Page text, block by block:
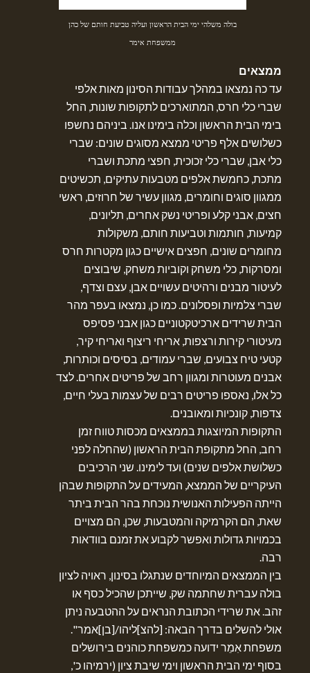
בולה משלהי ימי הבית הראשון ועליה טביעת חותם של כהן
ממשפחת אימר
ממצאים
עד כה נמצאו במהלך עבודות הסינון מאות אלפי
שברי כלי חרס, המתוארכים לתקופות שונות, החל
בימי הבית הראשון וכלה בימינו אנו. ביניהם נחשפו
כשלושים אלף פריטי ממצא מסוגים שונים: שברי
כלי אבן, שברי כלי זכוכית, חפצי מתכת ושברי
מתכת, כחמשת אלפים מטבעות עתיקים, תכשיטים
ממגוון סוגים וחומרים, מגוון עשיר של חרוזים, ראשי
חצים, אבני קלע ופריטי נשק אחרים, תליונים,
קמיעות, חותמות וטביעות חותם, משקולות
מחומרים שונים, חפצים אישיים כגון מקטרות חרס
ומסרקות, כלי משחק וקוביות משחק, שיבוצים
לעיטור מבנים ורהיטים עשויים אבן, עצם וצדף,
שברי צלמיות ופסלונים. כמו כן, נמצאו בעפר מהר
הבית שרידים ארכיטקטוניים כגון אבני פסיפס
מעיטורי קירות ורצפות, אריחי ריצוף ואריחי קיר,
קטעי טיח צבועים, שברי עמודים, בסיסים וכותרות,
אבנים מעוטרות ומגוון רחב של פריטים אחרים. לצד
כל אלו, נאספו פריטים רבים של עצמות בעלי חיים,
צדפות, קונכיות ומאובנים.
התקופות המיוצגות בממצאים מכסות טווח זמן
רחב, החל מתקופת הבית הראשון (שהחלה לפני
כשלושת אלפים שנים) ועד לימינו. שני הרכיבים
העיקריים של הממצא, המעידים על התקופות שבהן
הייתה הפעילות האנושית נוכחת בהר הבית ביתר
שאת, הם הקרמיקה והמטבעות, שכן, הם מצויים
בכמויות גדולות ואפשר לקבוע את זמנם בוודאות
רבה.
בין הממצאים המיוחדים שנתגלו בסינון, ראויה לציון
בולה עברית שחתמה שק, שייתכן שהכיל כסף או
זהב. את שרידי הכתובת הנראים על ההטבעה ניתן
אולי להשלים בדרך הבאה: [להצ]ליהו/[בן]אמר".
משפחת אִמֵר ידועה כמשפחת כוהנים בירושלים
בסוף ימי הבית הראשון וימי שיבת ציון (ירמיהו כ',